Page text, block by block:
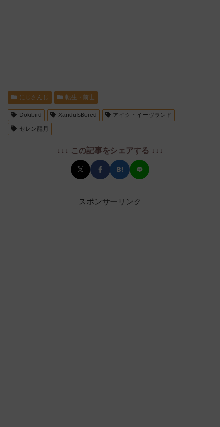
にじさんじ 転生・前世
Dokibird XanduIsBored‬
アイク・イーヴランド
セレン龍月
↓↓↓ この記事をシェアする ↓↓↓
スポンサーリンク